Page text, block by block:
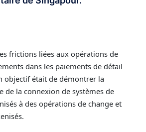
frictions liées aux opérations de
dans les paiements de détail
objectif était de démontrer la
de la connexion de systèmes de
à des opérations de change et